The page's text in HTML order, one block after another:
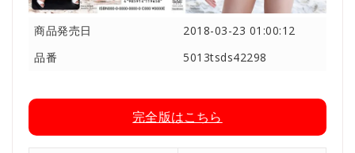
商品発売日
2018-03-23 01:00:12
品番
5013tsds42298
完全版はこちら